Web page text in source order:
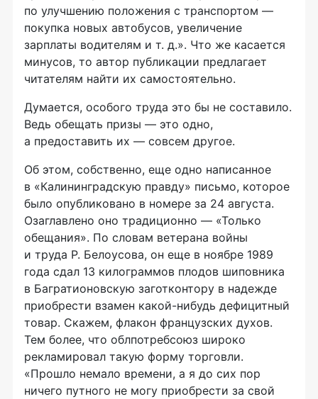
по улучшению положения с транспортом —
покупка новых автобусов, увеличение
зарплаты водителям и т. д.». Что же касается
минусов, то автор публикации предлагает
читателям найти их самостоятельно.
Думается, особого труда это бы не составило.
Ведь обещать призы — это одно,
а предоставить их — совсем другое.
Об этом, собственно, еще одно написанное
в «Калининградскую правду» письмо, которое
было опубликовано в номере за 24 августа.
Озаглавлено оно традиционно — «Только
обещания». По словам ветерана войны
и труда Р. Белоусова, он еще в ноябре 1989
года сдал 13 килограммов плодов шиповника
в Багратионовскую заготконтору в надежде
приобрести взамен какой-нибудь дефицитный
товар. Скажем, флакон французских духов.
Тем более, что облпотребсоюз широко
рекламировал такую форму торговли.
«Прошло немало времени, а я до сих пор
ничего путного не могу приобрести за свой